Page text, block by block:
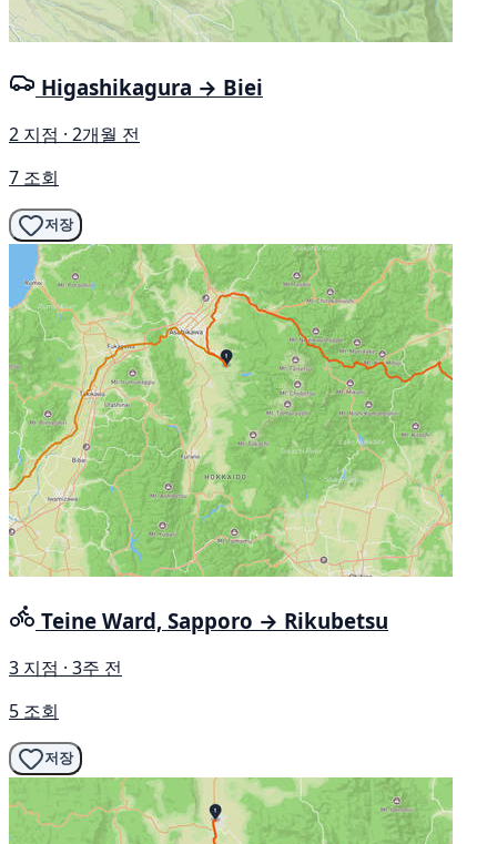
Higashikagura → Biei
2 지점 · 2개월 전
7 조회
저장
Teine Ward, Sapporo → Rikubetsu
3 지점 · 3주 전
5 조회
저장